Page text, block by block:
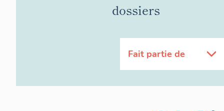
dossiers
Fait partie de